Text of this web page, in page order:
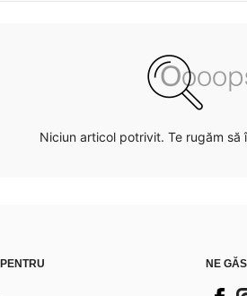
Niciun articol potrivit. Te rugăm să
NE